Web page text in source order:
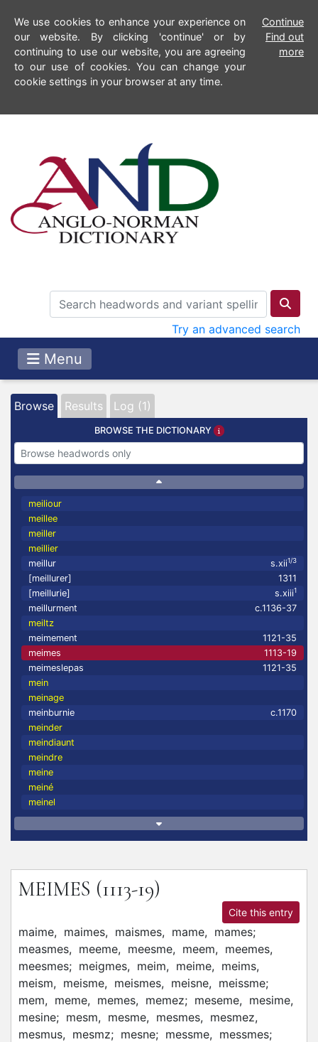
We use cookies to enhance your experience on
our website. By clicking 'continue' or by
continuing to use our website, you are agreeing
to our use of cookies. You can change your
cookie settings in your browser at any time.
Continue
Find out
more
Try an advanced search
Menu
Browse Results Log (1)
BROWSE THE DICTIONARY
meiliour
meillee
meiller
meillier
meillur
s.xii1/3
[meillurer]
1311
[meillurie]
s.xiii1
meillurment
c.1136-37
meiltz
meimement
1121-35
meimes
1113-19
meimeslepas
1121-35
mein
meinage
meinburnie
c.1170
meinder
meindiaunt
meindre
meine
meiné
meinel
MEIMES (1113-19)
Cite this entry
maime, maimes, maismes, mame, mames;
measmes, meeme, meesme, meem, meemes,
meesmes; meigmes, meim, meime, meims,
meism, meisme, meismes, meisne, meissme;
mem, meme, memes, memez; meseme, mesime,
mesine; mesm, mesme, mesmes, mesmez,
mesmus, mesmz; mesne; messme, messmes;